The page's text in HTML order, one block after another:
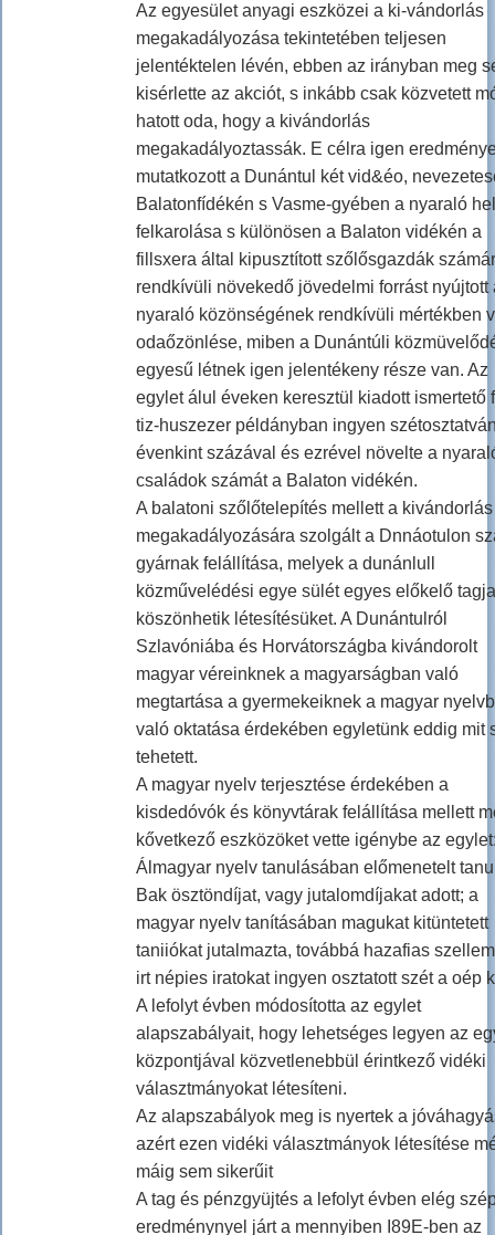
Az egyesület anyagi eszközei a ki-vándorlás
megakadályozása tekintetében teljesen
jelentéktelen lévén, ebben az irányban meg
kisérlette az akciót, s inkább csak közvetett
hatott oda, hogy a kivándorlás
megakadályoztassák. E célra igen
mutatkozott a Dunántul két vid&éo,
Balatonfídékén s Vasme-gyében a nyaraló
felkarolása s különösen a Balaton vidékén a
fillsxera által kipusztított szőlősgazdák
rendkívüli növekedő jövedelmi forrást nyújtott
nyaraló közönségének rendkívüli mértékben
odaőzönlése, miben a Dunántúli
egyesű létnek igen jelentékeny része van. Az
egylet álul éveken keresztül kiadott ismertető
tiz-huszezer példányban ingyen
évenkint százával és ezrével növelte a
családok számát a Balaton vidékén.
A balatoni szőlőtelepítés mellett a kivándorlás
megakadályozására szolgált a Dnnáotulon
gyárnak felállítása, melyek a dunánlull
közművelédési egye sülét egyes előkelő
köszönhetik létesítésüket. A Dunántulról
Szlavóniába és Horvátországba kivándorolt
magyar véreinknek a magyarságban való
megtartása a gyermekeiknek a magyar
való oktatása érdekében egyletünk eddig mit
tehetett.
A magyar nyelv terjesztése érdekében a
kisdedóvók és könyvtárak felállítása mellett
kővetkező eszközöket vette igénybe az
Álmagyar nyelv tanulásában előmenetelt
Bak ösztöndíjat, vagy jutalomdíjakat adott; a
magyar nyelv tanításában magukat kitüntetett
taniiókat jutalmazta, továbbá hazafias
irt népies iratokat ingyen osztatott szét a oép
A lefolyt évben módosította az egylet
alapszabályait, hogy lehetséges legyen az
központjával közvetlenebbül érintkező vidéki
választmányokat létesíteni.
Az alapszabályok meg is nyertek a
azért ezen vidéki választmányok létesítése
máig sem sikerűit
A tag és pénzgyüjtés a lefolyt évben elég
eredménynyel járt a mennyiben I89E-ben az